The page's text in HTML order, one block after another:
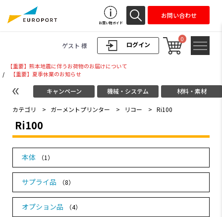
ログイン
ゲスト 様
0
お買い物ガイド
お問い合わせ
【重要】熊本地震に伴うお荷物のお届けについて
/
【重要】夏季休業のお知らせ
キャンペーン 機械・システム 材料・素材
カテゴリ > ガーメントプリンター > リコー > Ri100
Ri100
本体 （1）
サプライ品 （8）
オプション品 （4）